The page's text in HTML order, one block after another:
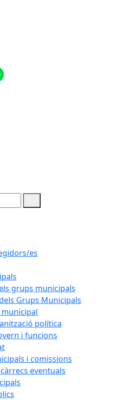
es
grups municipals
Grups Municipals
política
i funcions
i comissions
eventuals